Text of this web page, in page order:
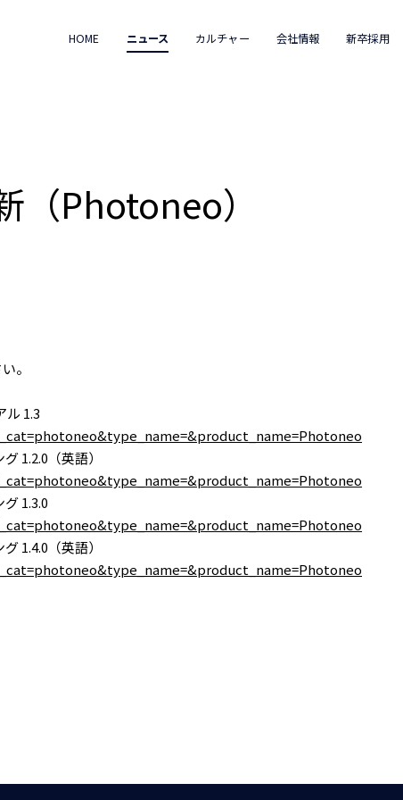
HOME ニュース カルチャー 会社情報 新卒採用
（Photoneo）
。
1.3
1.2.0（英語）
1.3.0
1.4.0（英語）